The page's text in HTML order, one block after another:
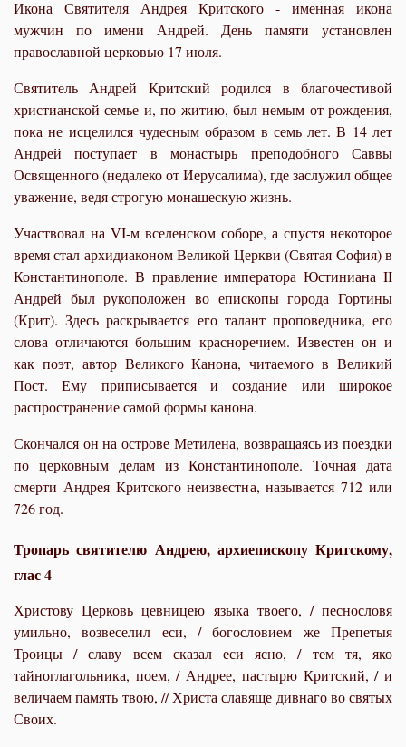
Икона Святителя Андрея Критского - именная икона
мужчин по имени Андрей. День памяти установлен
православной церковью 17 июля.
Святитель Андрей Критский родился в благочестивой
христианской семье и, по житию, был немым от рождения,
пока не исцелился чудесным образом в семь лет. В 14 лет
Андрей поступает в монастырь преподобного Саввы
Освященного (недалеко от Иерусалима), где заслужил общее
уважение, ведя строгую монашескую жизнь.
Участвовал на VI-м вселенском соборе, а спустя некоторое
время стал архидиаконом Великой Церкви (Святая София) в
Константинополе. В правление императора Юстиниана II
Андрей был рукоположен во епископы города Гортины
(Крит). Здесь раскрывается его талант проповедника, его
слова отличаются большим красноречием. Известен он и
как поэт, автор Великого Канона, читаемого в Великий
Пост. Ему приписывается и создание или широкое
распространение самой формы канона.
Скончался он на острове Метилена, возвращаясь из поездки
по церковным делам из Константинополе. Точная дата
смерти Андрея Критского неизвестна, называется 712 или
726 год.
Тропарь святителю Андрею, архиепископу Критскому,
глас 4
Христову Церковь цевницею языка твоего, / песнословя
умильно, возвеселил еси, / богословием же Препетыя
Троицы / славу всем сказал еси ясно, / тем тя, яко
тайноглагольника, поем, / Андрее, пастырю Критский, / и
величаем память твою, // Христа славяще дивнаго во святых
Своих.